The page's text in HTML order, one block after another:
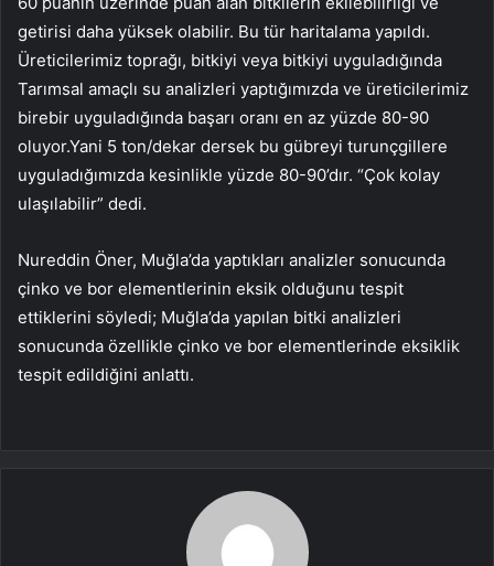
getirisi daha yüksek olabilir. Bu tür haritalama yapıldı.
Üreticilerimiz toprağı, bitkiyi veya bitkiyi uyguladığında
Tarımsal amaçlı su analizleri yaptığımızda ve üreticilerimiz
birebir uyguladığında başarı oranı en az yüzde 80-90
oluyor.Yani 5 ton/dekar dersek bu gübreyi turunçgillere
uyguladığımızda kesinlikle yüzde 80-90’dır. “Çok kolay
ulaşılabilir” dedi.
Nureddin Öner, Muğla’da yaptıkları analizler sonucunda
çinko ve bor elementlerinin eksik olduğunu tespit
ettiklerini söyledi; Muğla’da yapılan bitki analizleri
sonucunda özellikle çinko ve bor elementlerinde eksiklik
tespit edildiğini anlattı.